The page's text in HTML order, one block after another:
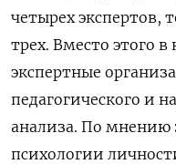
четырех экспертов,
трех. Вместо этого
экспертные
педагогического и
анализа. По мнению
психологии